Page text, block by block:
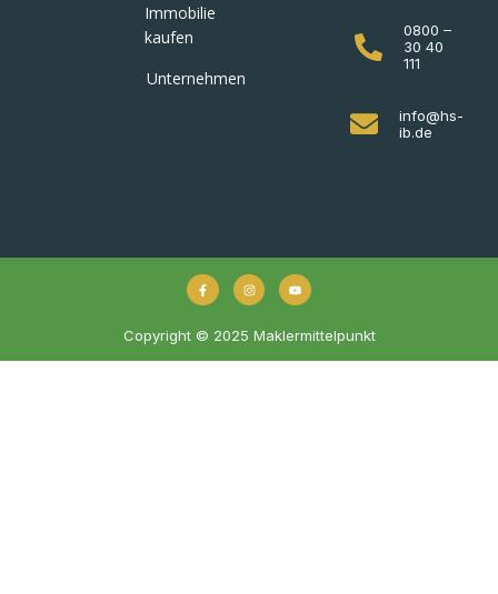
Immobilie
kaufen
Unternehmen
0800 –
30 40
111
info@hs-
ib.de
Copyright © 2025 Maklermittelpunkt